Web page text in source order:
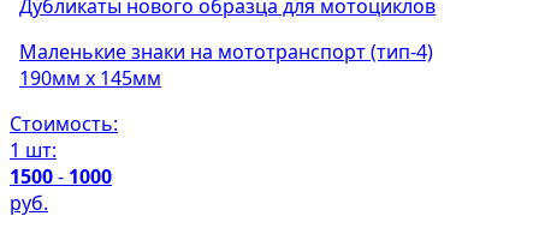
Дубликаты нового образца для мотоциклов
Маленькие знаки на мототранспорт (тип-4)
190мм х 145мм
Стоимость:
1 шт:
1500- 1000
руб.